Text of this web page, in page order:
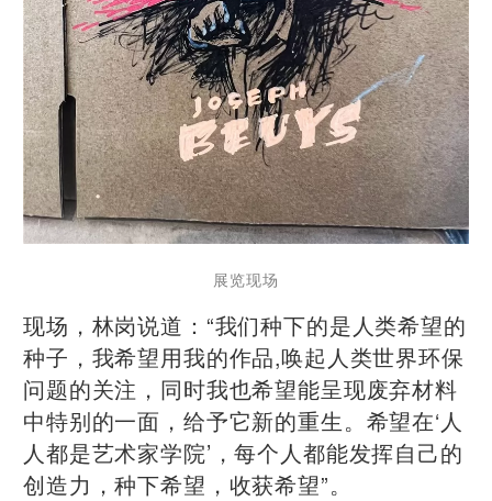
展览现场
现场，林岗说道：“我们种下的是人类希望的
种子，我希望用我的作品,唤起人类世界环保
问题的关注，同时我也希望能呈现废弃材料
中特别的一面，给予它新的重生。希望在‘人
人都是艺术家学院’，每个人都能发挥自己的
创造力，种下希望，收获希望”。